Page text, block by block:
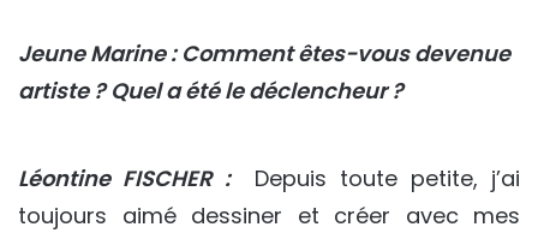
Jeune Marine : Comment êtes-vous devenue
artiste ? Quel a été le déclencheur ?
Léontine FISCHER :
Depuis toute petite, j’ai
toujours aimé dessiner et créer avec mes